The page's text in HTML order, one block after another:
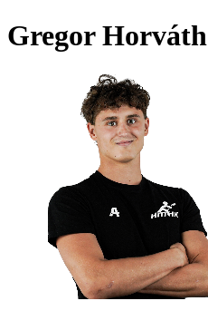
Gregor Horváth